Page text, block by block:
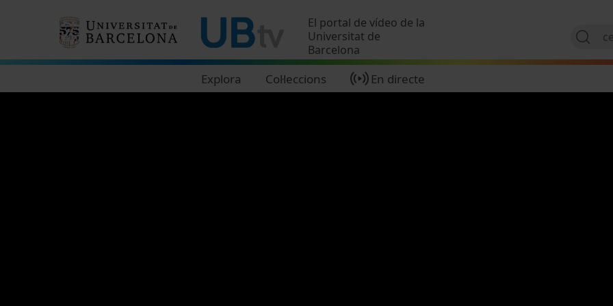
El portal de vídeo de la
Universitat de
Barcelona
Explora Col·leccions En directe